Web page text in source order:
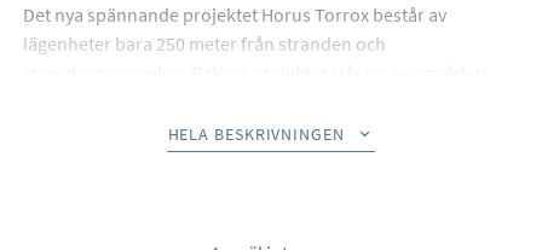
Det nya spännande projektet Horus Torrox består av
lägenheter bara 250 meter från stranden och
Bostäderna har 1, 2 eller 3 sovrum. Här bor du med öppen
HELA BESKRIVNINGEN